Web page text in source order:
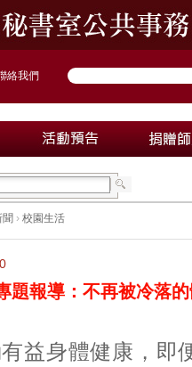
絡我們
聞 › 校園生活
題報導：不再被冷落
益身體健康，即